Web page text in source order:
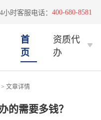
时客服电话： 400-680-8581
首
页
资质代
办
> 文章详情
的需要多钱？